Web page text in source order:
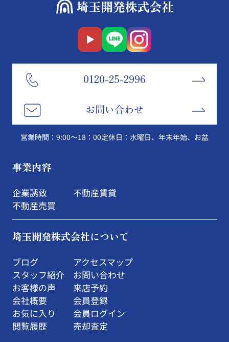
0120-25-2996
お問い合わせ
営業時間：9:00～18：00定休日：水曜日、年末年始、お盆
事業内容
企業誘致
不動産売買
不動産賃貸
埼玉開発株式会社について
ブログ
スタッフ紹介
お客様の声
会社概要
お気に入り
閲覧履歴
アクセスマップ
お問い合わせ
来店予約
会員登録
会員ログイン
売却査定